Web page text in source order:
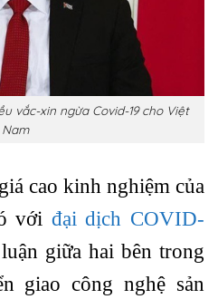
vắc-xin ngừa Covid-19 cho Việt
Nam
cao kinh nghiệm của
với đại dịch COVID-
giữa hai bên trong
giao công nghệ sản